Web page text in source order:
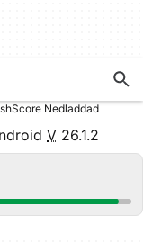
Nedladdad
V 26.1.2